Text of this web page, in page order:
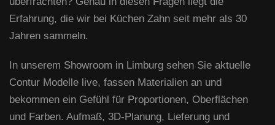
Erfahrung, die wir bei Küchen Zahn seit mehr als 30
Jahren sammeln.
In unserem Showroom in Limburg sehen Sie aktuelle
Contur Modelle live, fassen Materialien an und
bekommen ein Gefühl für Proportionen, Oberflächen
und Farben. Aufmaß, 3D-Planung, Lieferung und